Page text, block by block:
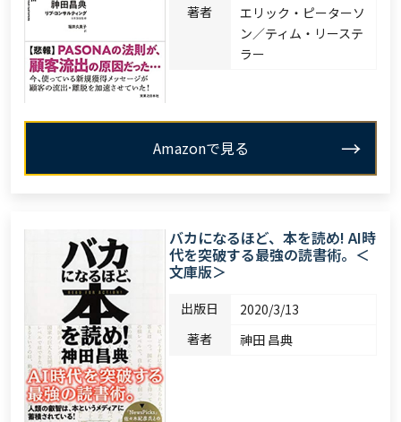
著者
エリック・ピーターソ
ン／ティム・リーステ
ラー
Amazonで見る
バカになるほど、本を読め! AI時
代を突破する最強の読書術。＜
文庫版＞
出版日
2020/3/13
著者
神田 昌典